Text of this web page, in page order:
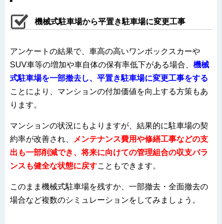
機械式駐車場から平置き駐車場に変更工事
アンケートの結果で、車高の高いワンボックスカーや
SUV車等の増加や車自体の保有率低下がある場合、 機械
式駐車場を一部撤去し、平置き駐車場に変更工事をする
ことにより、マンションの付加価値を向上する方策もあ
ります。
マンションの状況にもよりますが、結果的に駐車場の契
約率が改善され、
メンテナンス費用や修繕工事などの支
出も一部削減でき、将来に向けての管理組合の収支バラ
ンスも健全な状態に戻すこともできます。
このまま機械式駐車場を残すか、一部撤去・全面撤去の
場合など複数のシミュレーションをしてみましょう。